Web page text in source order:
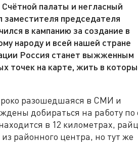
палаты и негласный
председателя
в кампанию за создание в
народу и всей нашей стране
Россия станет выжженным
точек на карте, жить в
разошедшаяся в СМИ и
добираться на работу по
в 12 километрах,
районного центра, но тут же